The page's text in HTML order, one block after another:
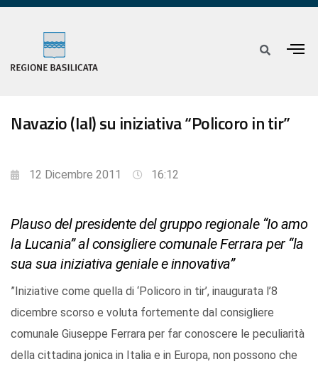
Navazio (Ial) su iniziativa “Policoro in tir”
12 Dicembre 2011 16:12
Plauso del presidente del gruppo regionale “Io amo
la Lucania” al consigliere comunale Ferrara per “la
sua sua iniziativa geniale e innovativa”
”Iniziative come quella di ‘Policoro in tir’, inaugurata l’8
dicembre scorso e voluta fortemente dal consigliere
comunale Giuseppe Ferrara per far conoscere le peculiarità
della cittadina jonica in Italia e in Europa, non possono che